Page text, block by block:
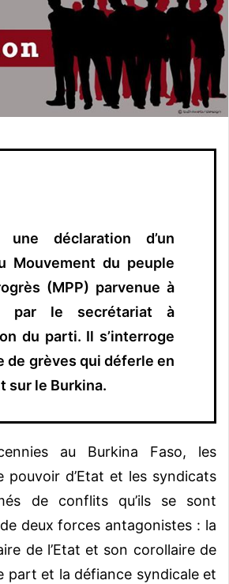
déclaration d’un
Mouvement du peuple
(MPP) parvenue à
par le secrétariat à
du parti. Il s’interroge
de grèves qui déferle en
sur le Burkina.
au Burkina Faso, les
pouvoir d’Etat et les syndicats
de conflits qu’ils se sont
deux forces antagonistes : la
de l’Etat et son corollaire de
part et la défiance syndicale et